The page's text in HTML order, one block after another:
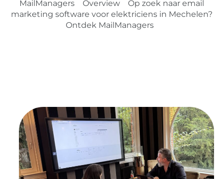
MailManagers
Overview
Op zoek naar email
marketing software voor elektriciens in Mechelen?
Ontdek MailManagers